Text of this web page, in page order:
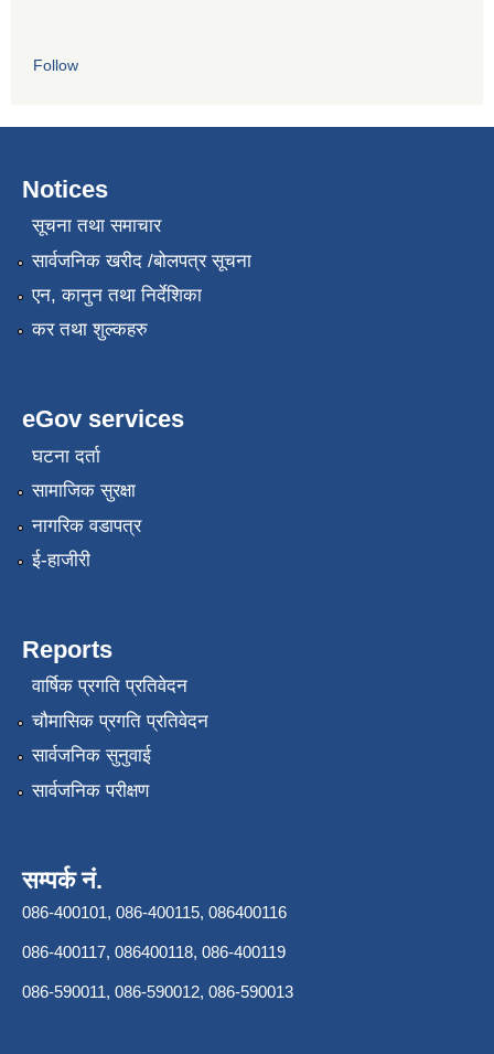
Follow
Notices
सूचना तथा समाचार
सार्वजनिक खरीद /बोलपत्र सूचना
एन, कानुन तथा निर्देशिका
कर तथा शुल्कहरु
eGov services
घटना दर्ता
सामाजिक सुरक्षा
नागरिक वडापत्र
ई-हाजीरी
Reports
वार्षिक प्रगति प्रतिवेदन
चौमासिक प्रगति प्रतिवेदन
सार्वजनिक सुनुवाई
सार्वजनिक परीक्षण
सम्पर्क नं.
086-400101, 086-400115, 086400116
086-400117, 086400118, 086-400119
086-590011, 086-590012, 086-590013